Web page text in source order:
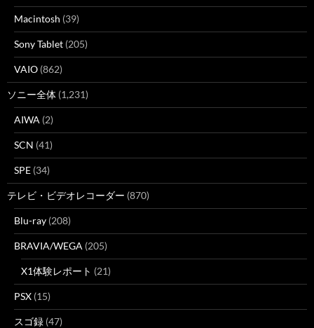
Macintosh (39)
Sony Tablet (205)
VAIO (862)
ソニー全体 (1,231)
AIWA (2)
SCN (41)
SPE (34)
テレビ・ビデオレコーダー (870)
Blu-ray (208)
BRAVIA/WEGA (205)
X1体験レポート (21)
PSX (15)
スゴ録 (47)